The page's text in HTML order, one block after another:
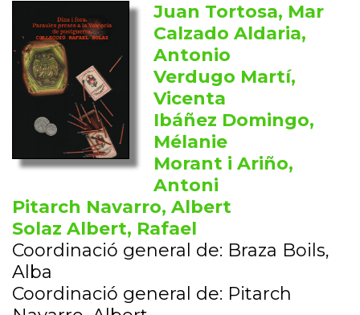
Juan Tortosa, Mar
Calzado Aldaria,
Antonio
Verdugo Martí,
Vicenta
Ibáñez Domingo,
Mélanie
Morant i Ariño,
Antoni
Pitarch Navarro, Albert
Solaz Albert, Rafael
Coordinació general de: Braza Boils,
Alba
Coordinació general de: Pitarch